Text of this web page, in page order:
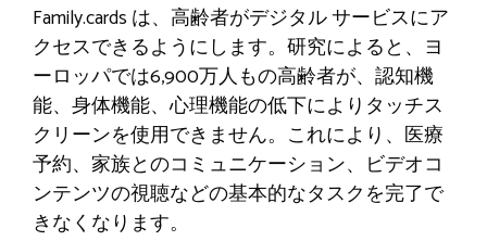
Family.cards は、高齢者がデジタル サービスにア
クセスできるようにします。研究によると、ヨ
ーロッパでは6,900万人もの高齢者が、認知機
能、身体機能、心理機能の低下によりタッチス
クリーンを使用できません。これにより、医療
予約、家族とのコミュニケーション、ビデオコ
ンテンツの視聴などの基本的なタスクを完了で
きなくなります。